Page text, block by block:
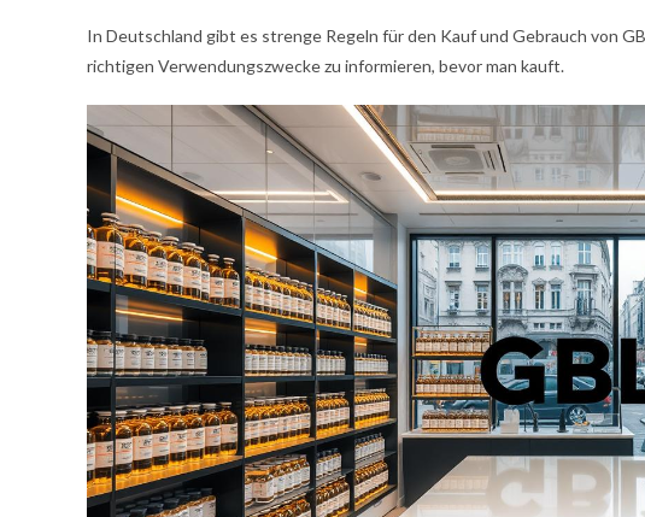
In Deutschland gibt es strenge Regeln für den Kauf und Gebrauch von
richtigen Verwendungszwecke zu informieren, bevor man kauft.